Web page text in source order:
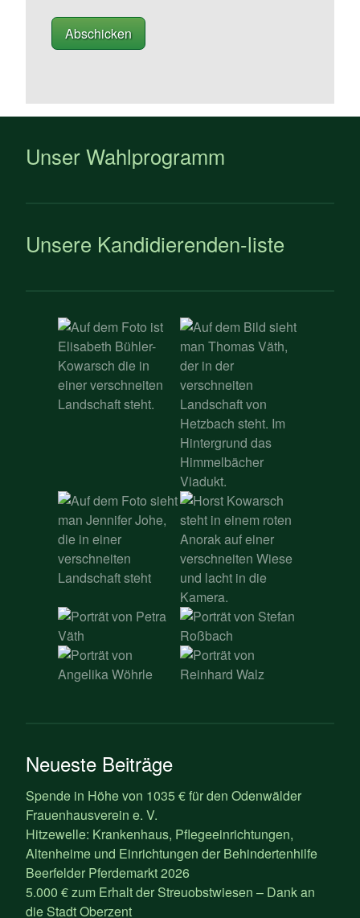
Unser Wahlprogramm
Unsere Kandidierenden-liste
Neueste Beiträge
Spende in Höhe von 1035 € für den Odenwälder
Frauenhausverein e. V.
Hitzewelle: Krankenhaus, Pflegeeinrichtungen,
Altenheime und Einrichtungen der Behindertenhilfe
Beerfelder Pferdemarkt 2026
5.000 € zum Erhalt der Streuobstwiesen – Dank an
die Stadt Oberzent